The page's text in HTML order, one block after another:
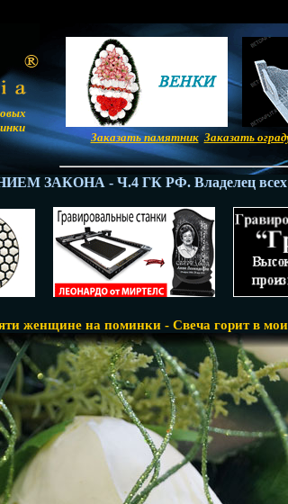
Заказать памятник Заказать
ЗАКОНА - Ч.4 ГК РФ. Владелец всех
женщине на поминки - Свеча горит в